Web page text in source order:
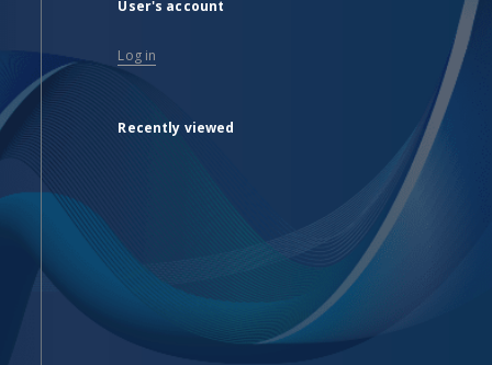
User's account
Log in
Recently viewed